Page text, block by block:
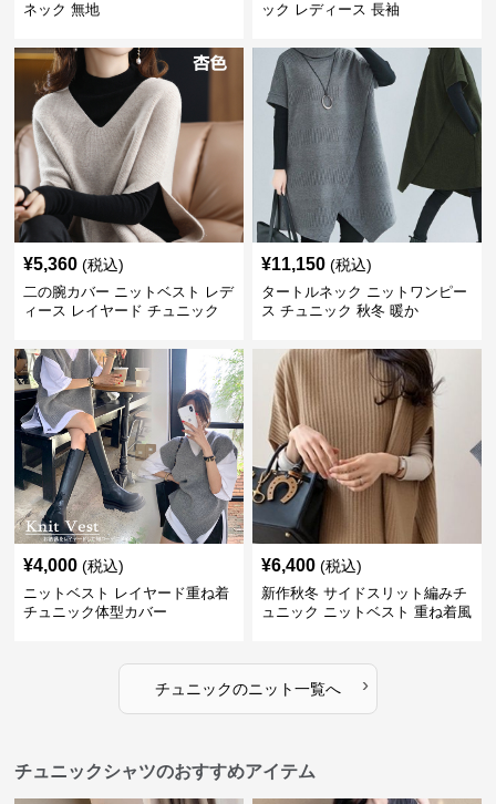
ネック 無地
ック レディース 長袖
¥5,360 (税込)
二の腕カバー ニットベスト レデ
ィース レイヤード チュニック
¥11,150 (税込)
タートルネック ニットワンピー
ス チュニック 秋冬 暖か
¥4,000 (税込)
ニットベスト レイヤード重ね着
チュニック体型カバー
¥6,400 (税込)
新作秋冬 サイドスリット編みチ
ュニック ニットベスト 重ね着風
チュニックのニット一覧へ ›
チュニックシャツのおすすめアイテム